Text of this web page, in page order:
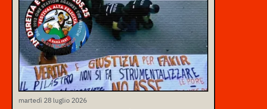
martedì 28 luglio 2026